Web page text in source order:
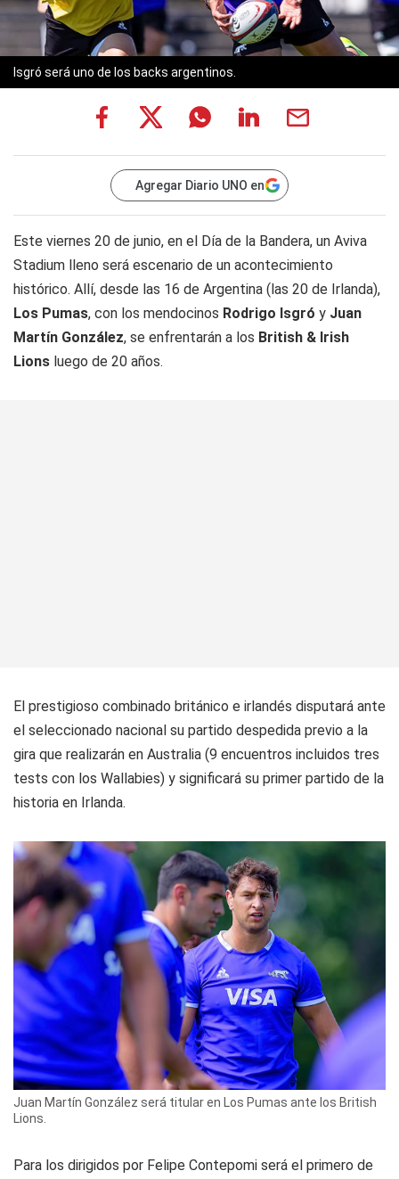
Isgró será uno de los backs argentinos.
Agregar Diario UNO en
Este viernes 20 de junio, en el Día de la Bandera, un Aviva
Stadium lleno será escenario de un acontecimiento
histórico. Allí, desde las 16 de Argentina (las 20 de Irlanda),
Los Pumas, con los mendocinos Rodrigo Isgró y Juan
Martín González, se enfrentarán a los British & Irish
Lions luego de 20 años.
El prestigioso combinado británico e irlandés disputará ante
el seleccionado nacional su partido despedida previo a la
gira que realizarán en Australia (9 encuentros incluidos tres
tests con los Wallabies) y significará su primer partido de la
historia en Irlanda.
Juan Martín González será titular en Los Pumas ante los British
Lions.
Para los dirigidos por Felipe Contepomi será el primero de